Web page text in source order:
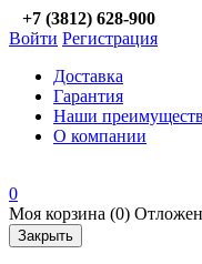
+7 (3812) 628-900
Войти Регистрация
Доставка
Гарантия
Наши
О компании
0
Моя корзина (0)
Закрыть